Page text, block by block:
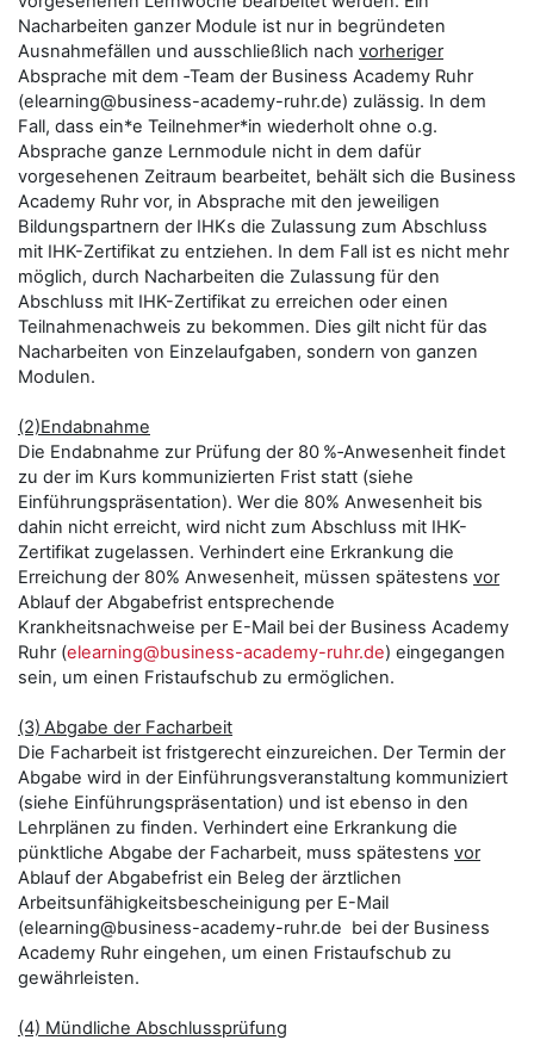
Nacharbeiten ganzer Module ist nur in begründeten
Ausnahmefällen und ausschließlich nach vorheriger
Absprache mit dem ‑Team der Business Academy Ruhr
(elearning@business-academy-ruhr.de) zulässig. In dem
Fall, dass ein*e Teilnehmer*in wiederholt ohne o.g.
Absprache ganze Lernmodule nicht in dem dafür
vorgesehenen Zeitraum bearbeitet, behält sich die Business
Academy Ruhr vor, in Absprache mit den jeweiligen
Bildungspartnern der IHKs die Zulassung zum Abschluss
mit IHK-Zertifikat zu entziehen. In dem Fall ist es nicht mehr
möglich, durch Nacharbeiten die Zulassung für den
Abschluss mit IHK-Zertifikat zu erreichen oder einen
Teilnahmenachweis zu bekommen. Dies gilt nicht für das
Nacharbeiten von Einzelaufgaben, sondern von ganzen
Modulen.
(2)Endabnahme
Die Endabnahme zur Prüfung der 80 %‑Anwesenheit findet
zu der im Kurs kommunizierten Frist statt (siehe
Einführungspräsentation). Wer die 80% Anwesenheit bis
dahin nicht erreicht, wird nicht zum Abschluss mit IHK-
Zertifikat zugelassen. Verhindert eine Erkrankung die
Erreichung der 80% Anwesenheit, müssen spätestens vor
Ablauf der Abgabefrist entsprechende
Krankheitsnachweise per E-Mail bei der Business Academy
Ruhr (elearning@business-academy-ruhr.de) eingegangen
sein, um einen Fristaufschub zu ermöglichen.
(3) Abgabe der Facharbeit
Die Facharbeit ist fristgerecht einzureichen. Der Termin der
Abgabe wird in der Einführungsveranstaltung kommuniziert
(siehe Einführungspräsentation) und ist ebenso in den
Lehrplänen zu finden. Verhindert eine Erkrankung die
pünktliche Abgabe der Facharbeit, muss spätestens vor
Ablauf der Abgabefrist ein Beleg der ärztlichen
Arbeitsunfähigkeits­bescheinigung per E-Mail
(elearning@business-academy-ruhr.de bei der Business
Academy Ruhr eingehen, um einen Fristaufschub zu
gewährleisten.
(4) Mündliche Abschlussprüfung